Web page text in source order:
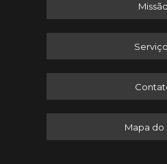
Missão
Mapa do